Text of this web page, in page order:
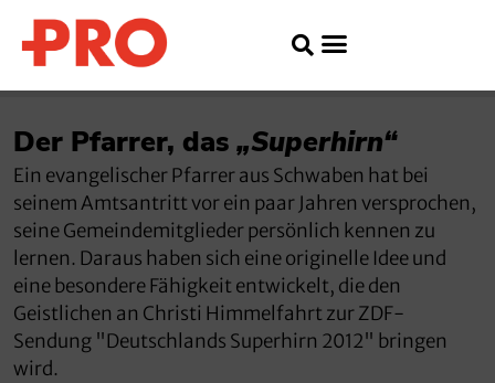
Der Pfarrer, das „Superhirn“
Ein evangelischer Pfarrer aus Schwaben hat bei
seinem Amtsantritt vor ein paar Jahren versprochen,
seine Gemeindemitglieder persönlich kennen zu
lernen. Daraus haben sich eine originelle Idee und
eine besondere Fähigkeit entwickelt, die den
Geistlichen an Christi Himmelfahrt zur ZDF-
Sendung "Deutschlands Superhirn 2012" bringen
wird.